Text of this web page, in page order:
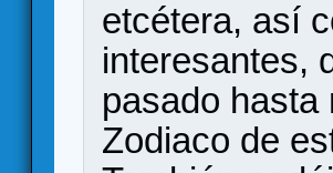
etcétera, así
interesantes,
pasado hasta
Zodiaco de